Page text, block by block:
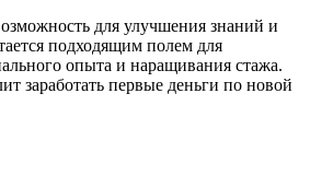
для улучшения знаний и
подходящим полем для
опыта и наращивания стажа.
заработать первые деньги по новой